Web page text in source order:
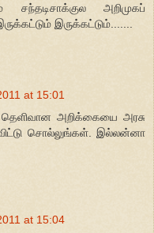
சந்தடிசாக்குல அறிமுகப்
இருக்கட்டும்.......
at 15:01
அறிக்கையை அரசு
சொல்லுங்கள். இல்லன்னா
at 15:04